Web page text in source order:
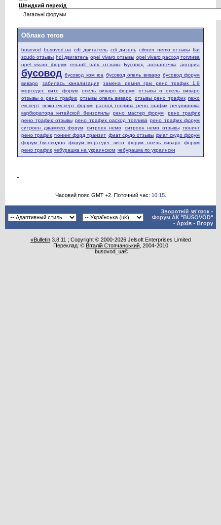
Швидкий перехід
Облако тегов
busovod busovod.ua cdi двигатель cdi дизель citroen nemo отзывы fiat
scudo отзывы hdi двигатель opel vivaro отзывы opel vivaro расход топлива
opel vivaro форум
renault trafic отзывы Бусовод автоаптечка авториа
бусовод бусовод ком юа бусовод опель виваро бусовод форум
виваро
забилась канализация
замена ремня грм рено трафик 1.9
мерседес вито форум
опель виваро форум
отзывы о опель виваро
отзывы о рено трафик отзывы опель виваро отзывы рено трафик пежо
експерт пежо експерт форум расход топлива рено трафик регулировка
карбюратора китайской бензопилы
рено мастер форум
рено трафик
рено трафик отзывы рено трафик расход топлива рено трафик форум
ситроен джампер форум
ситроен немо ситроен немо отзывы тюнинг
рено трафик тюнинг форд транзит фиат скудо отзывы фиат скудо форум
форум бусоводов
форум мерседес вито форум опель виваро
форум
рено трафик чебурашка на украинском чебурашка по украински
Часовий пояс GMT +2. Поточний час: 10:15.
Зворотній зв'язок -
Форум АК "BUSOVOD"
- Архів - Вгору
vBulletin3.8.11 ; Copyright © 2000-2026 Jelsoft Enterprises Limited
Переклад: © Віталій Стопчанський, 2004-2010
busovod_ua©